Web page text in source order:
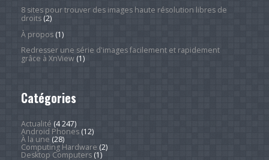
8 sites pour trouver des images haute résolution libres de
droits(2)
À propos(1)
Redresser une série d'images facilement et rapidement
grâce à XnView(1)
Catégories
Actualité (4 247)
Android Phones(12)
À la une (28)
Computing Hardware (2)
Desktop Computers(1)